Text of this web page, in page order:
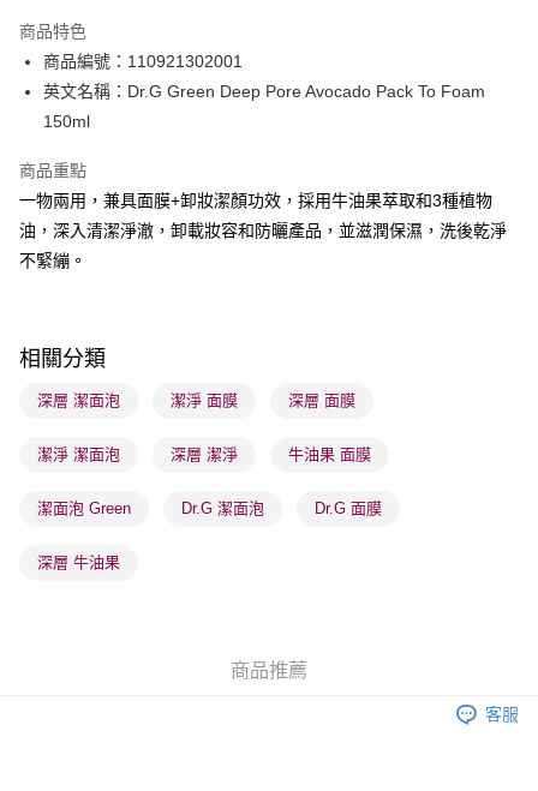
PayMe
WeChat Pay
送貨方式
順豐自助櫃 - 確認發貨後1-3個工作天送達
每筆HK$65.00，滿HK$300.00或以上免運費
每筆HK$65.00，滿HK$300.00或以上免運費
確認發貨後1-3 工作天送達，訂單將隨機分配至SF順豐速運或京東
每筆HK$65.00，滿HK$300.00或以上免運費
(香港門市) 只顯示可選門市。確認發貨後2-5個工作天到店，3天內
每筆HK$20.00，滿HK$100.00或以上免運費
每筆HK$20.00，滿HK$100.00或以上免運費
運費表
商品特色
商品編號：110921302001
英文名稱：Dr.G Green Deep Pore Avocado Pack To Foam
150ml
商品重點
一物兩用，兼具面膜+卸妝潔顏功效，採用牛油果萃取和3種植物
油，深入清潔淨澈，卸載妝容和防曬產品，並滋潤保濕，洗後乾淨
不緊繃。
相關分類
深層 潔面泡 潔淨 面膜 深層 面膜
潔淨 潔面泡 深層 潔淨 牛油果 面膜
潔面泡 Green Dr.G 潔面泡 Dr.G 面膜
深層 牛油果
商品推薦
客服